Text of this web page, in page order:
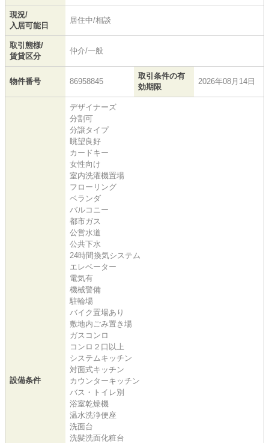
現況/
入居可能日
居住中/相談
取引態様/
賃貸区分
仲介/一般
物件番号 86958845
取引条件の有
効期限
2026年08月14日
設備条件
デザイナーズ
分割可
分譲タイプ
眺望良好
カードキー
女性向け
室内洗濯機置場
フローリング
ベランダ
バルコニー
都市ガス
公営水道
公共下水
24時間換気システム
エレベーター
電気有
機械警備
駐輪場
バイク置場あり
敷地内ごみ置き場
ガスコンロ
コンロ２口以上
システムキッチン
対面式キッチン
カウンターキッチン
バス・トイレ別
浴室乾燥機
温水洗浄便座
洗面台
洗髪洗面化粧台